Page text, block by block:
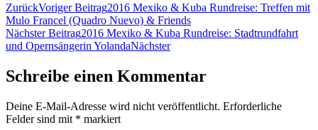
ZurückVoriger Beitrag2016 Mexiko & Kuba Rundreise: Treffen mit
Mulo Francel (Quadro Nuevo) & Friends
Nächster Beitrag2016 Mexiko & Kuba Rundreise: Stadtrundfahrt
und Opernsängerin YolandaNächster
Schreibe einen Kommentar
Deine E-Mail-Adresse wird nicht veröffentlicht. Erforderliche
Felder sind mit * markiert